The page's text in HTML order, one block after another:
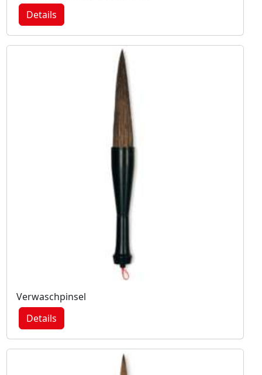
Details
Verwaschpinsel
Details